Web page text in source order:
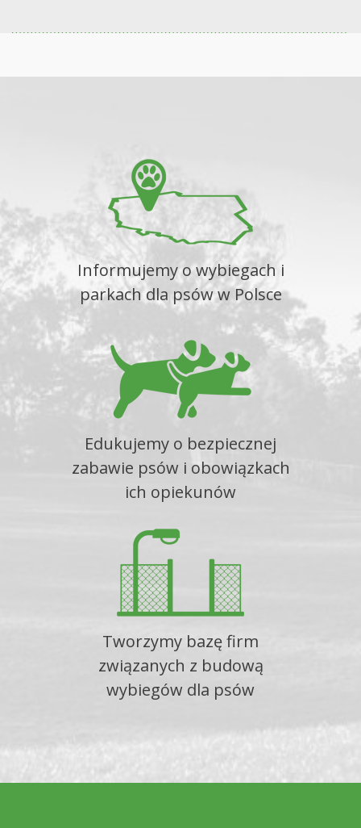
Informujemy o wybiegach i
parkach dla psów w Polsce
Edukujemy o bezpiecznej
zabawie psów i obowiązkach
ich opiekunów
Tworzymy bazę firm
związanych z budową
wybiegów dla psów